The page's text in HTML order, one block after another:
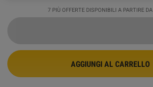
7 PIÙ OFFERTE DISPONIBILI A PARTIRE DA
AGGIUNGI AL CARRELLO